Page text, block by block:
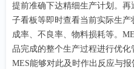
提前准确下达精细生产计划。再
子看板等即时查看当前实际生
成率、不良率、物料损耗等。
品完成的整个生产过程进行优
MES能够对此及时作出反应与报